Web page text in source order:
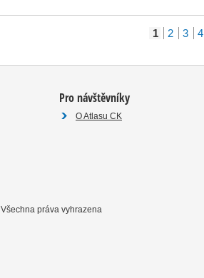
1 2 3 4
Pro návštěvníky
O Atlasu CK
Všechna práva vyhrazena